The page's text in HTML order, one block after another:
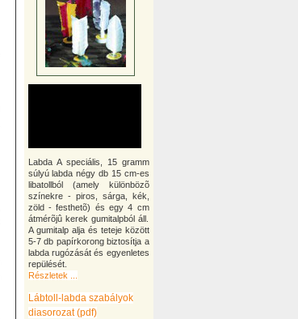
Labda A speciális, 15 gramm
súlyú labda négy db 15 cm-es
libatollból (amely különbözõ
színekre - piros, sárga, kék,
zöld - festhetõ) és egy 4 cm
átmérõjû kerek gumitalpból áll.
A gumitalp alja és teteje között
5-7 db papírkorong biztosítja a
labda rugózását és egyenletes
repülését.
Részletek ...
Lábtoll-labda szabályok
diasorozat (pdf)